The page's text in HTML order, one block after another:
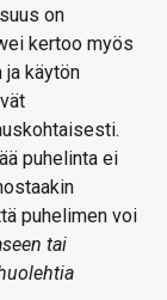
on
kertoo myös
ja käytön
puhelinta ei
puhelimen voi
tai